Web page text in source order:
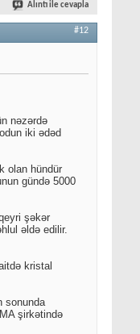
Alıntı ile cevapla
#12
nəzərdə
iki ədəd
olan hündür
gündə 5000
şəkər
əldə edilir.
kristal
sonunda
şirkətində